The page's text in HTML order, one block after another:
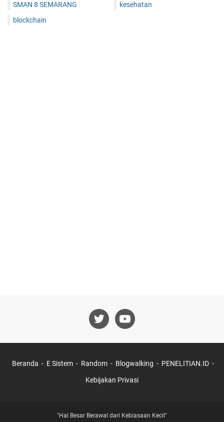
SMAN 8 SEMARANG
blockchain
kesehatan
Beranda E Sistem Random Blogwalking PENELITIAN.ID
Kebijakan Privasi
"Hal Besar Berawal dari Kebiasaan Kecil"